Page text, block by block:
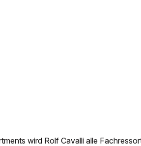
wird Rolf Cavalli alle